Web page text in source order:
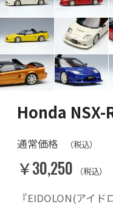
Honda NSX-
通常価格 （税込）
￥30,250 （税込）
『EIDOLON(アイ